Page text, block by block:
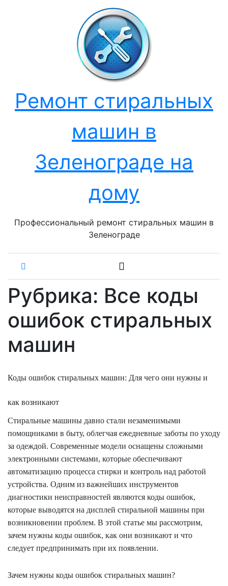
Ремонт стиральных
машин в
Зеленограде на
дому
Профессиональный ремонт стиральных машин в
Зеленограде
Рубрика: Все коды
ошибок стиральных
машин
Коды ошибок стиральных машин: Для чего они нужны и
как возникают
Стиральные машины давно стали незаменимыми
помощниками в быту, облегчая ежедневные заботы по уходу
за одеждой. Современные модели оснащены сложными
электронными системами, которые обеспечивают
автоматизацию процесса стирки и контроль над работой
устройства. Одним из важнейших инструментов
диагностики неисправностей являются коды ошибок,
которые выводятся на дисплей стиральной машины при
возникновении проблем. В этой статье мы рассмотрим,
зачем нужны коды ошибок, как они возникают и что
следует предпринимать при их появлении.
Зачем нужны коды ошибок стиральных машин?